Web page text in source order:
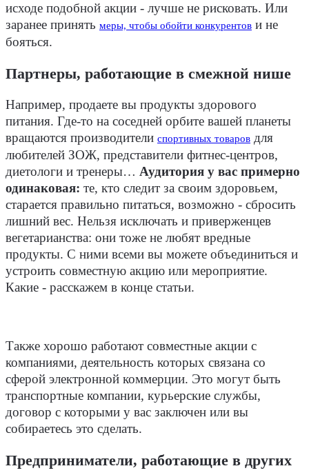
исходе подобной акции - лучше не рисковать. Или
заранее принять меры, чтобы обойти конкурентов и не
бояться.
Партнеры, работающие в смежной нише
Например, продаете вы продукты здорового
питания. Где-то на соседней орбите вашей планеты
вращаются производители спортивных товаров для
любителей ЗОЖ, представители фитнес-центров,
диетологи и тренеры… Аудитория у вас примерно
одинаковая: те, кто следит за своим здоровьем,
старается правильно питаться, возможно - сбросить
лишний вес. Нельзя исключать и приверженцев
вегетарианства: они тоже не любят вредные
продукты. С ними всеми вы можете объединиться и
устроить совместную акцию или мероприятие.
Какие - расскажем в конце статьи.
Также хорошо работают совместные акции с
компаниями, деятельность которых связана со
сферой электронной коммерции. Это могут быть
транспортные компании, курьерские службы,
договор с которыми у вас заключен или вы
собираетесь это сделать.
Предприниматели, работающие в других